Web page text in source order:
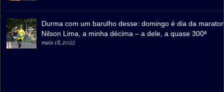
Durma com um barulho desse: domingo é dia da
Nilson Lima, a minha décima – a dele, a quase 300ª
maio 18, 2022